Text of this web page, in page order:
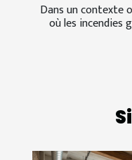
Dans un contexte
où les incendies